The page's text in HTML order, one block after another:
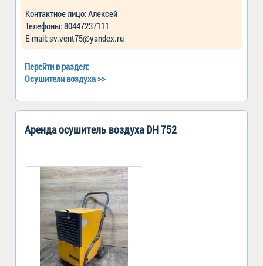
Контактное лицо: Алексей
Телефоны: 80447237111
Е-mail: sv.vent75@yandex.ru
Перейти в раздел:
Осушители воздуха>>
Аренда осушитель воздуха DH 752